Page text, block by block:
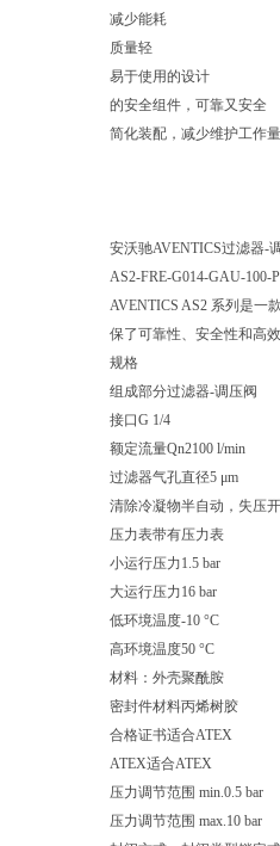
减少能耗
质量轻
易于使用的设计
的安全组件，可靠又安全
简化装配，减少维护工作量
安沃驰AVENTICS过滤器-
AS2-FRE-G014-GAU-100-
AVENTICS AS2 系列是一
保了可靠性、安全性和高
规格
组成部分过滤器-调压阀
接口G 1/4
额定流量Qn2100 l/min
过滤器气孔直径5 μm
清除冷凝物半自动，失压
压力表带有压力表
小运行压力1.5 bar
大运行压力16 bar
低环境温度-10 °C
高环境温度50 °C
材料：外壳聚酰胺
密封件材料丙烯树胶
合格证书适合ATEX
ATEX适合ATEX
压力调节范围 min.0.5 bar
压力调节范围 max.10 bar